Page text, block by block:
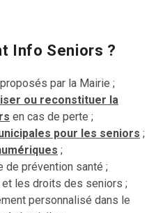
Info Seniors ?
par la Mairie ;
ou reconstituer la
en cas de perte ;
pour les seniors ;
;
de prévention santé ;
les droits des seniors ;
personnalisé dans le